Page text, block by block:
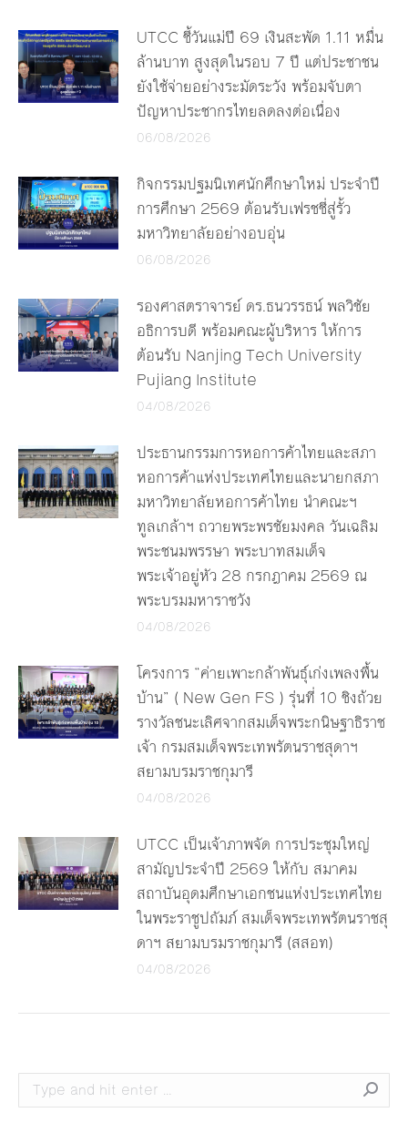
UTCC ชี้วันแม่ปี 69 เงินสะพัด 1.11 หมื่น
ล้านบาท สูงสุดในรอบ 7 ปี แต่ประชาชน
ยังใช้จ่ายอย่างระมัดระวัง พร้อมจับตา
ปัญหาประชากรไทยลดลงต่อเนื่อง
06/08/2026
กิจกรรมปฐมนิเทศนักศึกษาใหม่ ประจำปี
การศึกษา 2569 ต้อนรับเฟรชชี่สู่รั้ว
มหาวิทยาลัยอย่างอบอุ่น
06/08/2026
รองศาสตราจารย์ ดร.ธนวรรธน์ พลวิชัย
อธิการบดี พร้อมคณะผู้บริหาร ให้การ
ต้อนรับ Nanjing Tech University
Pujiang Institute
04/08/2026
ประธานกรรมการหอการค้าไทยและสภา
หอการค้าแห่งประเทศไทยและนายกสภา
มหาวิทยาลัยหอการค้าไทย นำคณะฯ
ทูลเกล้าฯ ถวายพระพรชัยมงคล วันเฉลิม
พระชนมพรรษา พระบาทสมเด็จ
พระเจ้าอยู่หัว 28 กรกฎาคม 2569 ณ
พระบรมมหาราชวัง
04/08/2026
โครงการ “ค่ายเพาะกล้าพันธุ์เก่งเพลงพื้น
บ้าน” ( New Gen FS ) รุ่นที่ 10 ชิงถ้วย
รางวัลชนะเลิศจากสมเด็จพระกนิษฐาธิราช
เจ้า กรมสมเด็จพระเทพรัตนราชสุดาฯ
สยามบรมราชกุมารี
04/08/2026
UTCC เป็นเจ้าภาพจัด การประชุมใหญ่
สามัญประจำปี 2569 ให้กับ สมาคม
สถาบันอุดมศึกษาเอกชนแห่งประเทศไทย
ในพระราชูปถัมภ์ สมเด็จพระเทพรัตนราชสุ
ดาฯ สยามบรมราชกุมารี (สสอท)
04/08/2026
Search: